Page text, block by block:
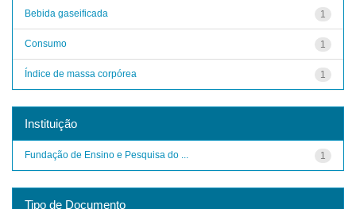
1
Bebida gaseificada
1
Consumo
1
Índice de massa corpórea
Instituição
1
Fundação de Ensino e Pesquisa do ...
Tipo de Documento